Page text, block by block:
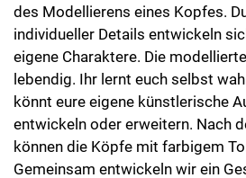
des Modellierens eines Kopfes.
individueller Details entwickeln
eigene Charaktere. Die
lebendig. Ihr lernt euch selbst
könnt eure eigene künstlerische
entwickeln oder erweitern. Nach
können die Köpfe mit farbigem
Gemeinsam entwickeln wir ein